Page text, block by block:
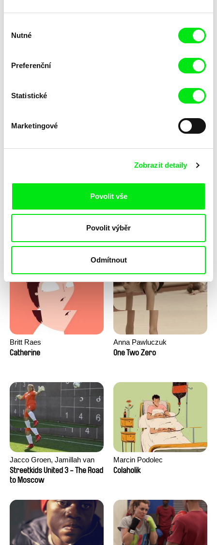
souhlasu
Nutné
Preferenční
Statistické
Marketingové
Zobrazit detaily
Povolit vše
Povolit výběr
Odmítnout
María Clara Costa
From Rio
Britt Raes
Catherine
Anna Pawluczuk
One Two Zero
Jacco Groen, Jamillah van
der Hulst
Streetkids United 3 - The Road
to Moscow
Marcin Podolec
Colaholik